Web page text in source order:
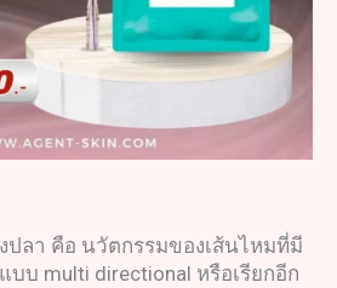
ปลา คือ นวัตกรรมของเส้นไหมที่มี
บบ multi directional หรือเรียกอีก